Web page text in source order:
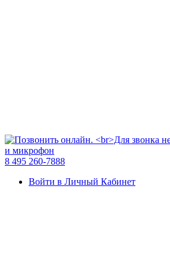
8 495 260-7888
Войти в Личный Кабинет